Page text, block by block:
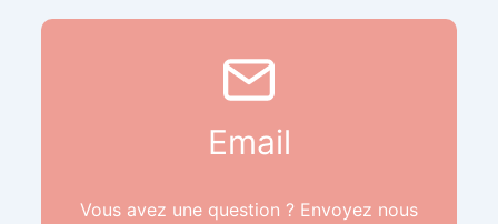
Email
Vous avez une question ? Envoyez nous